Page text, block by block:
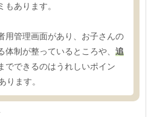
あります。
用管理画面があり、お子さんの
制が整っているところや、 追
でできるのはうれしいポイン
ります。